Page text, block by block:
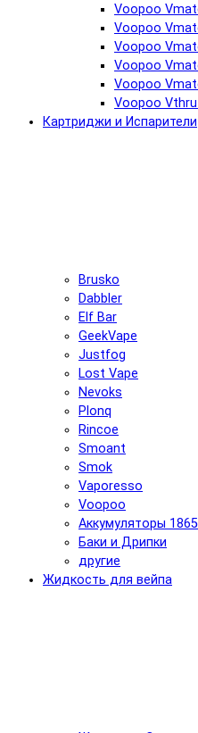
Voopoo
Voopoo
Voopoo
Voopoo
Voopoo
Voopoo
Картриджи и Испарители
Brusko
Dabbler
Elf Bar
GeekVape
Justfog
Lost Vape
Nevoks
Plonq
Rincoe
Smoant
Smok
Vaporesso
Voopoo
Аккумуляторы
Баки и Дрипки
другие
Жидкость для вейпа